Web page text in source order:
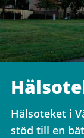
Hälsoteket i
stöd till en